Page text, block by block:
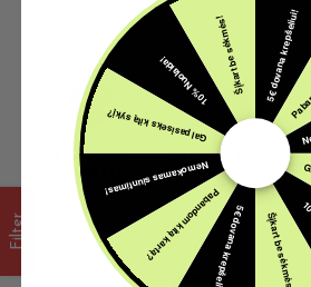
Filter
LOJALUMO
PROGRAMA
SKUBUS
5€ dovana krepšeliui!
Šįkart be sėkmės!
5€ dovana krepšeliui!
Pabandom kitą kartą?
Nemokamas siuntimas!
Gal pasiseks kitą sykį?
10% Nuolaida!Šįkart be sėkmės!